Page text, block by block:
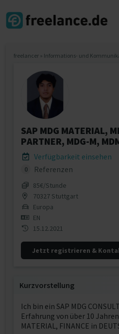
freelancer » Informations- und
SAP MDG MATERIAL,
PARTNER, MDG-M,
Verfügbarkeit einsehen
0 Referenzen
85€/Stunde
70327 Stuttgart
Europa
EN
15.12.2021
Jetzt registrieren &
Kurzvorstellung
Ich bin ein SAP MDG
Erfahrung von über 10
MATERIAL, FINANCE in